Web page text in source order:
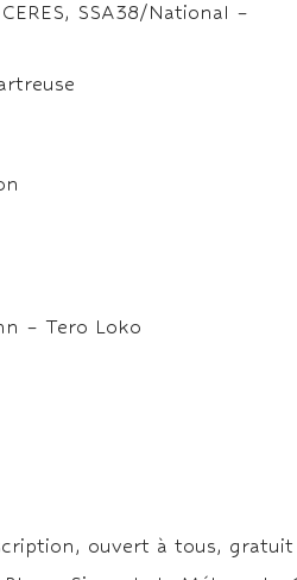
SSA38/National –
– Tero Loko
ouvert à tous,